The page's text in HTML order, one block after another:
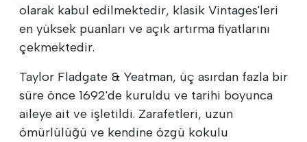
olarak kabul edilmektedir, klasik Vintages'leri
en yüksek puanları ve açık artırma fiyatlarını
çekmektedir.
Taylor Fladgate & Yeatman, üç asırdan fazla bir
süre önce 1692'de kuruldu ve tarihi boyunca
aileye ait ve işletildi. Zarafetleri, uzun
ömürlülüğü ve kendine özgü kokulu